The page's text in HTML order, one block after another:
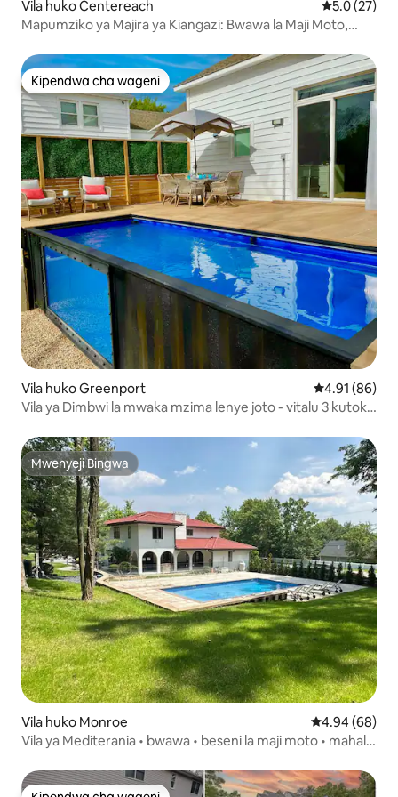
Vila huko Centereach Ukadiriaji
5.0 (27)
Mapumziko ya Majira ya Kiangazi: Bwawa la Maji Moto,
Kipendwa cha wageni
Kipendwa cha wageni
Vila huko Greenport Ukadiriaji wa
4.91 (86)
Vila ya Dimbwi la mwaka mzima lenye joto - vitalu 3 kutoka
Mwenyeji Bingwa
Mwenyeji Bingwa
Vila huko Monroe Ukadiriaji wa
4.94 (68)
Vila ya Mediterania • bwawa • beseni la maji moto • mahali